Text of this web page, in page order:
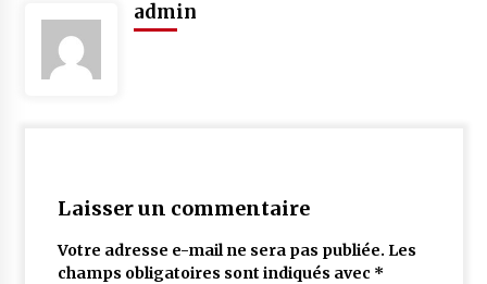
admin
Laisser un commentaire
Votre adresse e-mail ne sera pas publiée. Les
champs obligatoires sont indiqués avec *